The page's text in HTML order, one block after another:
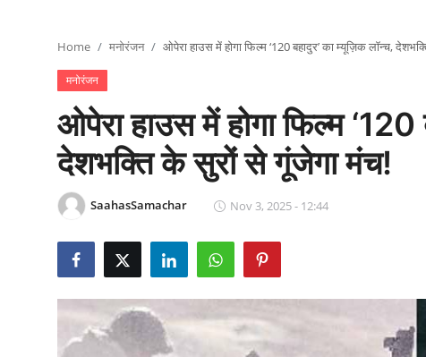
Epaper
Home मनोरंजन ओपेरा हाउस में होगा फिल्म ‘120 बहादुर’ का म्यूज़िक लॉन्च,
मनोरंजन
ओपेरा हाउस में होगा फिल्म ‘120
देशभक्ति के सुरों से गूंजेगा मंच!
SaahasSamachar Nov 3, 2025 - 12:44